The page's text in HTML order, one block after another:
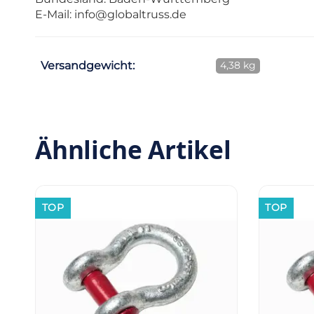
E-Mail: info@globaltruss.de
Versandgewicht: 4,38 kg
Ähnliche Artikel
TOP TOP